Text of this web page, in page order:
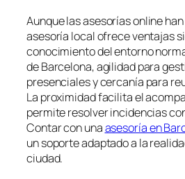
Aunque las asesorías online
asesoría local ofrece ventajas
conocimiento del entorno
de Barcelona, agilidad para
presenciales y cercanía para
La proximidad facilita el
permite resolver incidencias
Contar con unaasesoría en
un soporte adaptado a la
ciudad.